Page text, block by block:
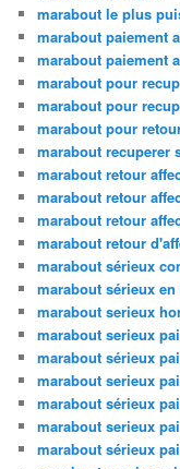
marabout le plus
marabout paiement
marabout paiement
marabout pour
marabout pour
marabout pour
marabout recuperer
marabout retour
marabout retour
marabout retour
marabout retour
marabout sérieux
marabout sérieux
marabout serieux
marabout serieux
marabout sérieux
marabout serieux
marabout sérieux
marabout serieux
marabout sérieux